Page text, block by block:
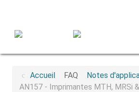
Accueil FAQ
Notes
AN157 - Imprimantes MTH, MRSi